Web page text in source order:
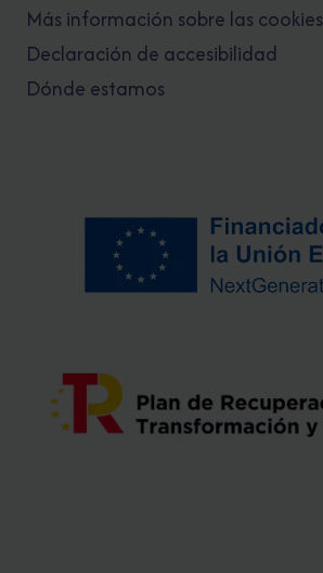
Más información sobre las cookies
Declaración de accesibilidad
Dónde estamos